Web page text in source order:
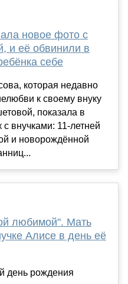
новое фото с
и её обвинили в
себе
которая недавно
к своему внуку
показала в
внучками: 11-летней
и новорождённой
любимой". Мать
Алисе в день её
день рождения